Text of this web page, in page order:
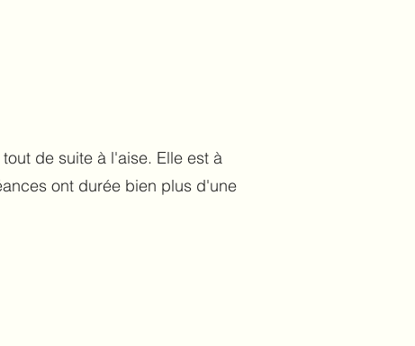
de suite à l'aise. Elle est à
ont durée bien plus d'une